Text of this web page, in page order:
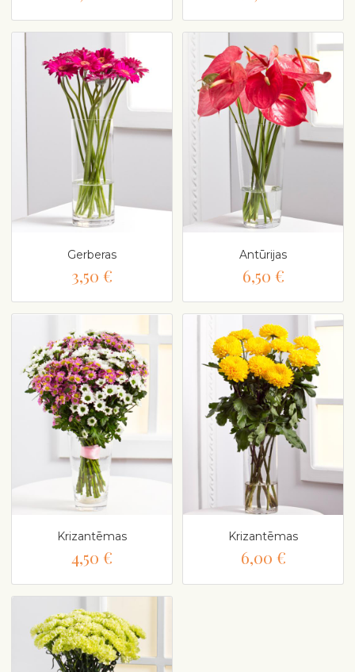
Gerberas
3,50 €
Antūrijas
6,50 €
Krizantēmas
4,50 €
Krizantēmas
6,00 €